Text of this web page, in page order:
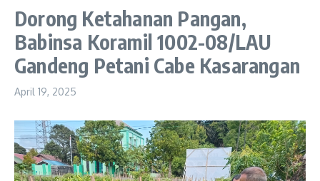
Dorong Ketahanan Pangan,
Babinsa Koramil 1002-08/LAU
Gandeng Petani Cabe Kasarangan
April 19, 2025